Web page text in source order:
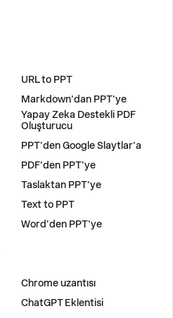
URL to PPT
Markdown'dan PPT'ye
Yapay Zeka Destekli PDF
Oluşturucu
PPT'den Google Slaytlar'a
PDF'den PPT'ye
Taslaktan PPT'ye
Text to PPT
Word'den PPT'ye
Chrome uzantısı
ChatGPT Eklentisi